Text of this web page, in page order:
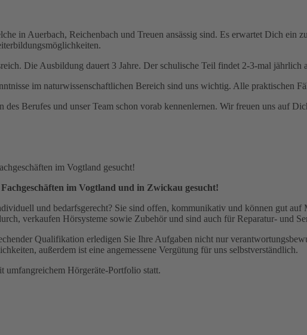
in Auerbach, Reichenbach und Treuen ansässig sind. Es erwartet Dich ein
Die Ausbildung dauert 3 Jahre. Der schulische Teil findet 2-3-mal
im naturwissenschaftlichen Bereich sind uns wichtig. Alle praktischen
Berufes und unser Team schon vorab kennenlernen. Wir freuen uns auf
im Vogtland und in Zwickau gesucht!
und bedarfsgerecht? Sie sind offen, kommunikativ und können gut auf
verkaufen Hörsysteme sowie Zubehör und sind auch für Reparatur- und
Qualifikation erledigen Sie Ihre Aufgaben nicht nur
außerdem ist eine angemessene Vergütung für uns selbstverständlich.
umfangreichem Hörgeräte-Portfolio statt.